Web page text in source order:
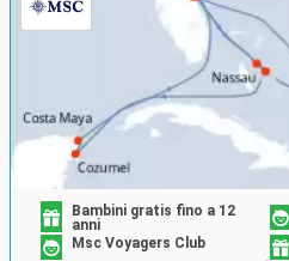
Bambini gratis fino a 12
anni
Msc Voyagers Club